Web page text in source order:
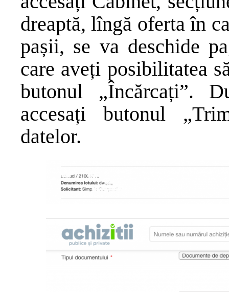
dreaptă, lîngă oferta în
pașii, se va deschide
care aveți posibilitatea
butonul „Încărcați”.
accesați butonul
datelor.